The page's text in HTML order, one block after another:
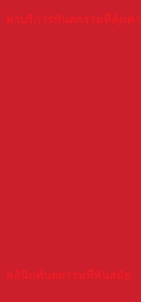
ค่าบริการทันตกรรมที่คุ้มค่า
คลินิกทันตกรรมที่ทันสมัย